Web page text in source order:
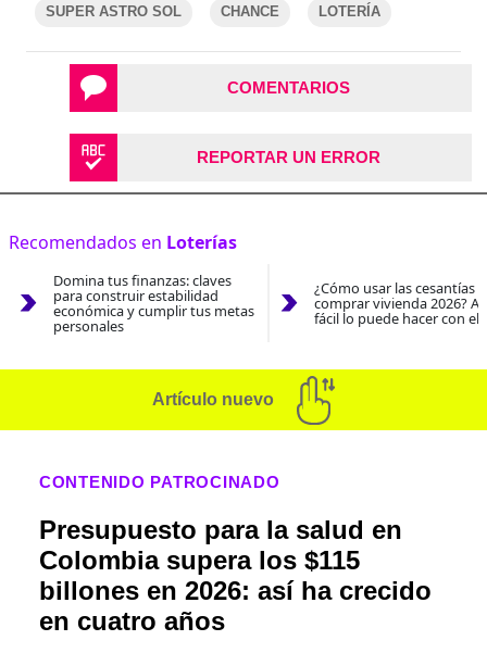
SUPER ASTRO SOL CHANCE LOTERÍA
COMENTARIOS
REPORTAR UN ERROR
Recomendados en Loterías
Domina tus finanzas: claves
para construir estabilidad
económica y cumplir tus metas
personales
¿Cómo usar las cesantías
comprar vivienda 2026?
fácil lo puede hacer con el
Artículo nuevo
CONTENIDO PATROCINADO
Presupuesto para la salud en
Colombia supera los $115
billones en 2026: así ha crecido
en cuatro años